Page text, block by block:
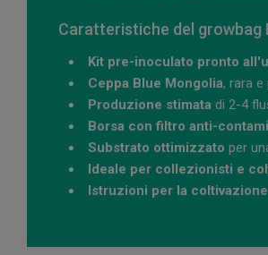
Caratteristiche del growbag
Kit pre-inoculato pronto
Ceppa Blue Mongolia, rara
Produzione stimata di 2-4
Borsa con filtro anti-
Substrato ottimizzato per
Ideale per collezionisti e
Istruzioni per la coltivazione